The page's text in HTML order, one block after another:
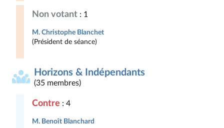
Non votant : 1
M. Christophe Blanchet
(Président de séance)
Horizons & Indépendants
(35 membres)
Contre : 4
M. Benoît Blanchard